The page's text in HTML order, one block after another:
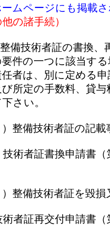
ムページにも掲載
他の諸手続）
整備技術者証の書換
件の一つに該当する
者は、別に定める
び所定の手数料、貸
さい。
整備技術者証の記載
技術者証書換申請書（
整備技術者証を毀損
術者証再交付申請書（